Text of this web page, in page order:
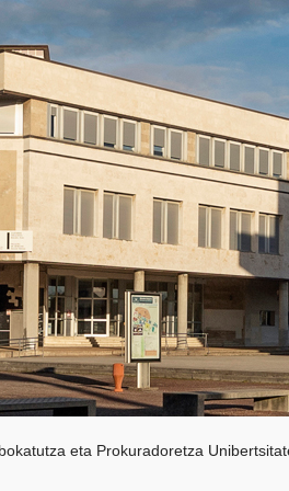
eta Prokuradoretza